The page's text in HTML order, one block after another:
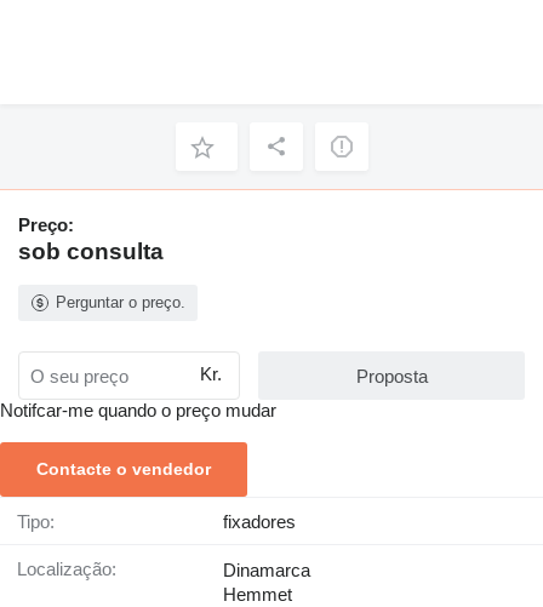
Preço:
sob consulta
Perguntar o preço.
Kr.
Proposta
Notifcar-me quando o preço mudar
Contacte o vendedor
Tipo: fixadores
Localização:
Dinamarca
Hemmet